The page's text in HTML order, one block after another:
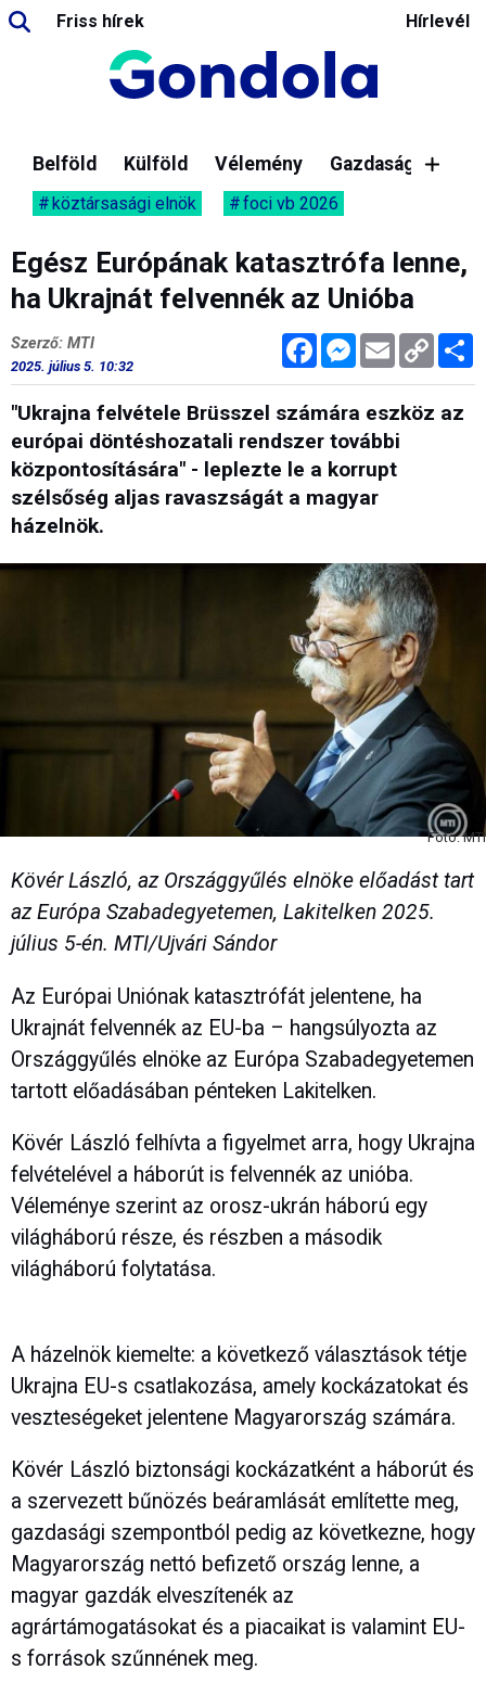
Friss hírek Hírlevél
Belföld Külföld Vélemény Gazdaság
köztársasági elnök foci vb 2026
Egész Európának katasztrófa lenne,
ha Ukrajnát felvennék az Unióba
FacebookMessenger
Email Copy
Link
Szerző: MTI
2025. július 5. 10:32
"Ukrajna felvétele Brüsszel számára eszköz az
európai döntéshozatali rendszer további
központosítására" - leplezte le a korrupt
szélsőség aljas ravaszságát a magyar
házelnök.
Fotó: MTI
Kövér László, az Országgyűlés elnöke előadást tart
az Európa Szabadegyetemen, Lakitelken 2025.
július 5-én. MTI/Ujvári Sándor
Az Európai Uniónak katasztrófát jelentene, ha
Ukrajnát felvennék az EU-ba – hangsúlyozta az
Országgyűlés elnöke az Európa Szabadegyetemen
tartott előadásában pénteken Lakitelken.
Kövér László felhívta a figyelmet arra, hogy Ukrajna
felvételével a háborút is felvennék az unióba.
Véleménye szerint az orosz-ukrán háború egy
világháború része, és részben a második
világháború folytatása.
A házelnök kiemelte: a következő választások tétje
Ukrajna EU-s csatlakozása, amely kockázatokat és
veszteségeket jelentene Magyarország számára.
Kövér László biztonsági kockázatként a háborút és
a szervezett bűnözés beáramlását említette meg,
gazdasági szempontból pedig az következne, hogy
Magyarország nettó befizető ország lenne, a
magyar gazdák elveszítenék az
agrártámogatásokat és a piacaikat is valamint EU-
s források szűnnének meg.